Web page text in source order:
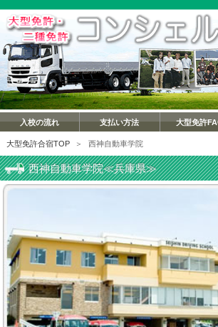
入校の流れ 支払い方法 大型免許
大型免許合宿TOP ＞ 西神自動車学院
西神自動車学院≪兵庫県≫